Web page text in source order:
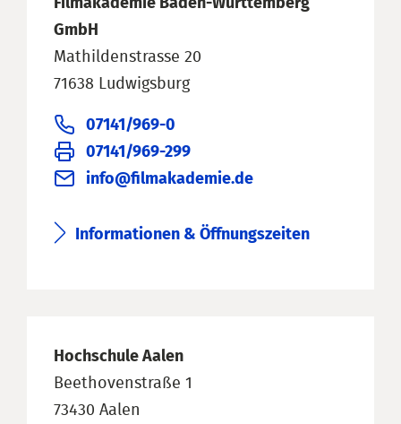
Filmakademie Baden-Württemberg
GmbH
Mathildenstrasse 20
71638 Ludwigsburg
07141/969-0
07141/969-299
info@filmakademie.de
Informationen & Öffnungszeiten
Hochschule Aalen
Beethovenstraße 1
73430 Aalen